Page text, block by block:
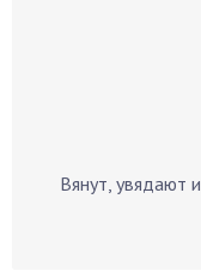
Вянут, увядают